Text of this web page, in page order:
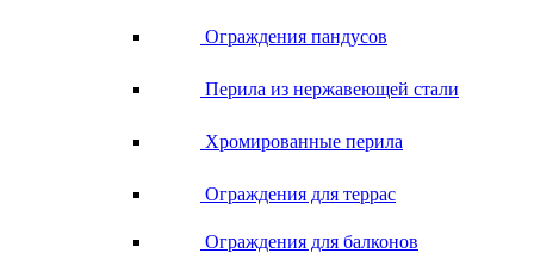
Ограждения пандусов
Перила из нержавеющей стали
Хромированные перила
Ограждения для террас
Ограждения для балконов